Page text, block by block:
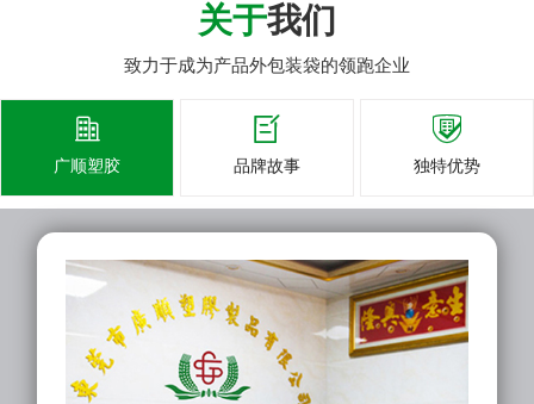
关于我们
致力于成为产品外包装袋的领跑企业

广顺塑胶

品牌故事

独特优势